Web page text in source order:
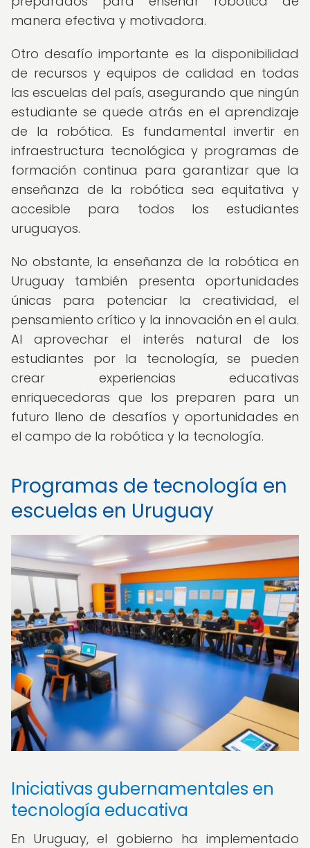
manera efectiva y motivadora.
Otro desafío importante es la disponibilidad
de recursos y equipos de calidad en todas
las escuelas del país, asegurando que ningún
estudiante se quede atrás en el aprendizaje
de la robótica. Es fundamental invertir en
infraestructura tecnológica y programas de
formación continua para garantizar que la
enseñanza de la robótica sea equitativa y
accesible para todos los estudiantes
uruguayos.
No obstante, la enseñanza de la robótica en
Uruguay también presenta oportunidades
únicas para potenciar la creatividad, el
pensamiento crítico y la innovación en el aula.
Al aprovechar el interés natural de los
estudiantes por la tecnología, se pueden
crear experiencias educativas
enriquecedoras que los preparen para un
futuro lleno de desafíos y oportunidades en
el campo de la robótica y la tecnología.
Programas de tecnología en
escuelas en Uruguay
Iniciativas gubernamentales en
tecnología educativa
En Uruguay, el gobierno ha implementado